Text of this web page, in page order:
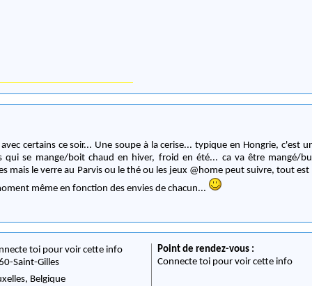
certains ce soir... Une soupe à la cerise... typique en Hongrie, c'est
qui se mange/boit chaud en hiver, froid en été... ca va être mangé/
mais le verre au Parvis ou le thé ou les jeux @home peut suivre, tout
même en fonction des envies de chacun...
toi pour voir cette info
-Saint-Gilles
Belgique
Point de rendez-vous :
Connecte toi pour voir cette info